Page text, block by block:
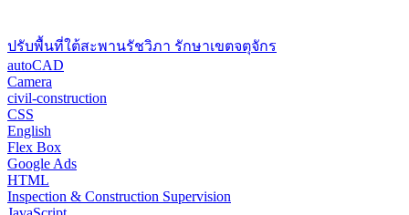
ปรับพื้นที่ใต้สะพานรัชวิภา รักษาเขตจตุจักร
autoCAD
Camera
civil-construction
CSS
English
Flex Box
Google Ads
HTML
Inspection & Construction Supervision